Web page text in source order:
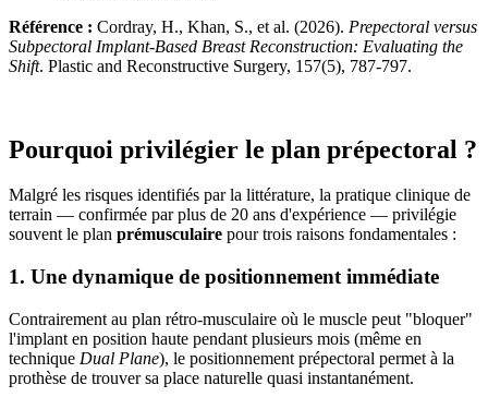
Référence : Cordray, H., Khan, S., et al. (2026). Prepectoral versus
Subpectoral Implant-Based Breast Reconstruction: Evaluating the
Shift. Plastic and Reconstructive Surgery, 157(5), 787-797.
Pourquoi privilégier le plan prépectoral ?
Malgré les risques identifiés par la littérature, la pratique clinique de
terrain — confirmée par plus de 20 ans d'expérience — privilégie
souvent le plan prémusculaire pour trois raisons fondamentales :
1. Une dynamique de positionnement immédiate
Contrairement au plan rétro-musculaire où le muscle peut "bloquer"
l'implant en position haute pendant plusieurs mois (même en
technique Dual Plane), le positionnement prépectoral permet à la
prothèse de trouver sa place naturelle quasi instantanément.